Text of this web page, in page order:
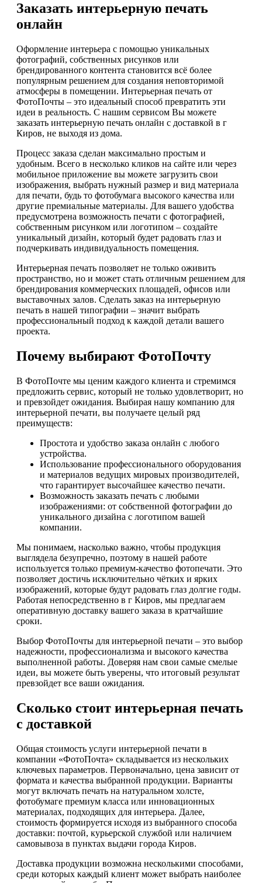
Заказать интерьерную печать
онлайн
Оформление интерьера с помощью уникальных
фотографий, собственных рисунков или
брендированного контента становится всё более
популярным решением для создания неповторимой
атмосферы в помещении. Интерьерная печать от
ФотоПочты – это идеальный способ превратить эти
идеи в реальность. С нашим сервисом Вы можете
заказать интерьерную печать онлайн с доставкой в г
Киров, не выходя из дома.
Процесс заказа сделан максимально простым и
удобным. Всего в несколько кликов на сайте или через
мобильное приложение вы можете загрузить свои
изображения, выбрать нужный размер и вид материала
для печати, будь то фотобумага высокого качества или
другие премиальные материалы. Для вашего удобства
предусмотрена возможность печати с фотографией,
собственным рисунком или логотипом – создайте
уникальный дизайн, который будет радовать глаз и
подчеркивать индивидуальность помещения.
Интерьерная печать позволяет не только оживить
пространство, но и может стать отличным решением для
брендирования коммерческих площадей, офисов или
выставочных залов. Сделать заказ на интерьерную
печать в нашей типографии – значит выбрать
профессиональный подход к каждой детали вашего
проекта.
Почему выбирают ФотоПочту
В ФотоПочте мы ценим каждого клиента и стремимся
предложить сервис, который не только удовлетворит, но
и превзойдет ожидания. Выбирая нашу компанию для
интерьерной печати, вы получаете целый ряд
преимуществ:
Простота и удобство заказа онлайн с любого
устройства.
Использование профессионального оборудования
и материалов ведущих мировых производителей,
что гарантирует высочайшее качество печати.
Возможность заказать печать с любыми
изображениями: от собственной фотографии до
уникального дизайна с логотипом вашей
компании.
Мы понимаем, насколько важно, чтобы продукция
выглядела безупречно, поэтому в нашей работе
используется только премиум-качество фотопечати. Это
позволяет достичь исключительно чётких и ярких
изображений, которые будут радовать глаз долгие годы.
Работая непосредственно в г Киров, мы предлагаем
оперативную доставку вашего заказа в кратчайшие
сроки.
Выбор ФотоПочты для интерьерной печати – это выбор
надежности, профессионализма и высокого качества
выполненной работы. Доверяя нам свои самые смелые
идеи, вы можете быть уверены, что итоговый результат
превзойдет все ваши ожидания.
Сколько стоит интерьерная печать
с доставкой
Общая стоимость услуги интерьерной печати в
компании «ФотоПочта» складывается из нескольких
ключевых параметров. Первоначально, цена зависит от
формата и качества выбранной продукции. Варианты
могут включать печать на натуральном холсте,
фотобумаге премиум класса или инновационных
материалах, подходящих для интерьера. Далее,
стоимость формируется исходя из выбранного способа
доставки: почтой, курьерской службой или наличием
самовывоза в пунктах выдачи города Киров.
Доставка продукции возможна несколькими способами,
среди которых каждый клиент может выбрать наиболее